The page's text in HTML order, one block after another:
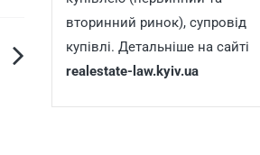
вторинний ринок), супровід
купівлі. Детальніше на сайті
realestate-law.kyiv.ua